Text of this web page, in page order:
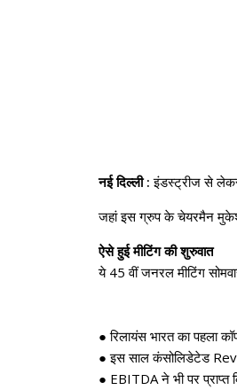
नई दिल्ली : इंडस्ट्रीज से
जहां इस ग्रुप के चेयरमैन मुकेश
ऐसे हुई मीटिंग की शुरुवात
ये 45 वीं जनरल मीटिंग
● रिलायंस भारत का पहला
● इस साल कंसोलिडेटेड
● EBITDA ने भी पर प्राप्त